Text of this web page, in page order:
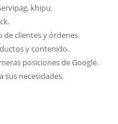
khipu.
clientes y órdenes.
y contenido.
posiciones de Google.
sus necesidades.